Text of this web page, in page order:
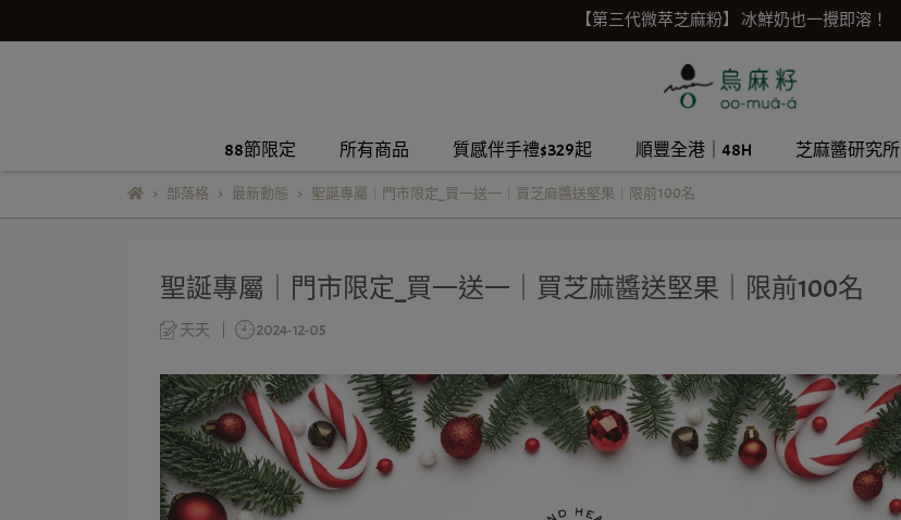
【第三代微萃芝麻粉】 冰鮮奶也一攪即溶！
88節限定 所有商品 質感伴手禮$329起 順豐全港｜48H 芝麻醬研究所
部落格 最新動態 聖誕專屬｜門市限定_買一送一｜買芝麻醬送堅果｜限前100名
聖誕專屬｜門市限定_買一送一｜買芝麻醬送堅果｜限前100名
天天 2024-12-05